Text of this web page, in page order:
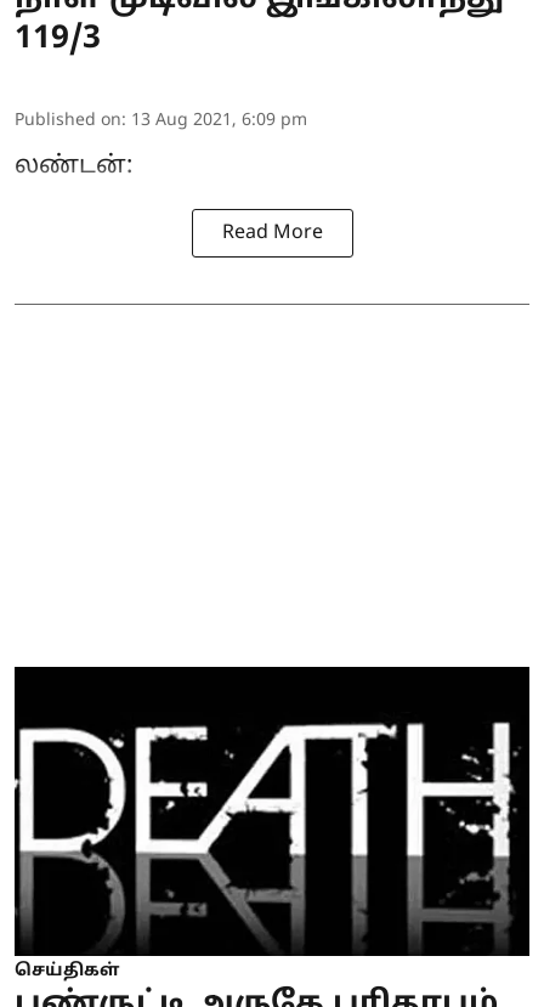
119/3
Published on: 13 Aug 2021, 6:09 pm
லண்டன்:
Read More
செய்திகள்